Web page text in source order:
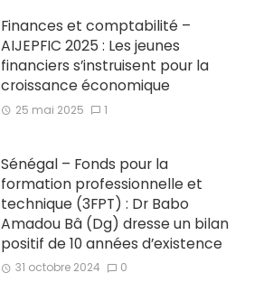
Finances et comptabilité –
AIJEPFIC 2025 : Les jeunes
financiers s’instruisent pour la
croissance économique
25 mai 2025 1
Sénégal – Fonds pour la
formation professionnelle et
technique (3FPT) : Dr Babo
Amadou Bâ (Dg) dresse un bilan
positif de 10 années d’existence
31 octobre 2024 0